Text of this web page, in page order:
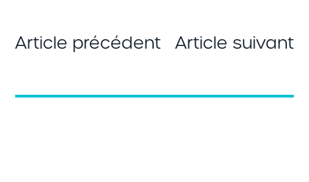
Article précédent Article suivant